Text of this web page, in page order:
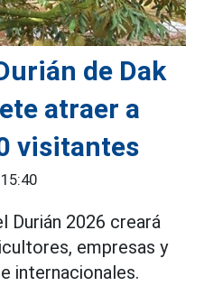
de Dak
atraer a
visitantes
Durián 2026 creará
empresas y
internacionales.